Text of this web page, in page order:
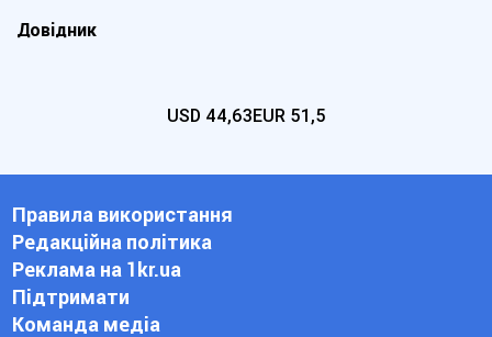
Довідник
USD 44,63EUR 51,5
Правила використання
Редакційна політика
Реклама на 1kr.ua
Підтримати
Команда медіа